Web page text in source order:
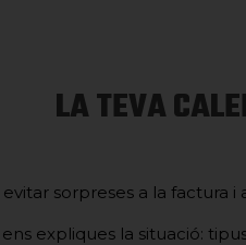
LA TEVA
sorpreses a la factura i
ens expliques la situació: